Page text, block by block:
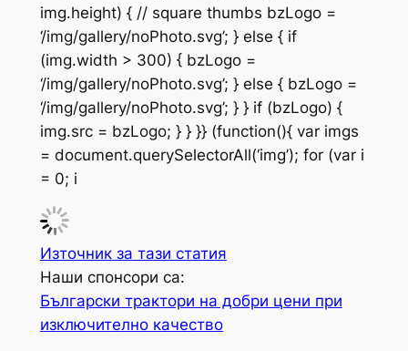
img.height) { // square thumbs bzLogo =
‘/img/gallery/noPhoto.svg’; } else { if
(img.width > 300) { bzLogo =
‘/img/gallery/noPhoto.svg’; } else { bzLogo =
‘/img/gallery/noPhoto.svg’; } } if (bzLogo) {
img.src = bzLogo; } } }} (function(){ var imgs
= document.querySelectorAll(‘img’); for (var i
= 0; i
Източник за тази статия
Наши спонсори са:
Български трактори на добри цени при
изключително качество